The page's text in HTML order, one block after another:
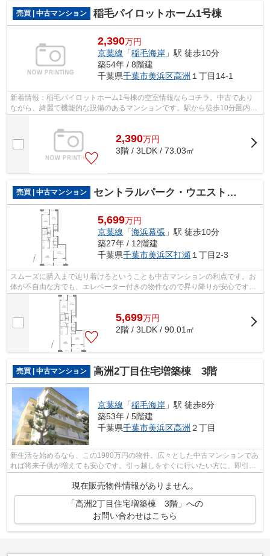
売買 | 中古マンション 稲毛パイロットホーム1号棟
2,390万円
京葉線 「稲毛海岸 」駅 徒歩10分
築54年 / 8階建
千葉県千葉市美浜区高洲 １丁目14-1
新着情報：稲毛パイロットホーム1号棟の空室情報ならコチラ。中古であり
ながら、綺麗で機能的な設備のあるマンションです。駅から徒歩10分圏内に
2,390万円
3階 / 3LDK / 73.03㎡
売買 | 中古マンション セントラルパーク・ウエストD棟
5,699万円
京葉線 「海浜幕張 」駅 徒歩10分
築27年 / 12階建
千葉県千葉市美浜区打瀬１丁目2-3
スムーズに購入まで辿り着けるということも中古マンションの利点です。お
体が不自由な方でも、エレベーター付きの物件なので昇り降りが安心です。
こちらは12階建ての建物です。立地し...
5,699万円
2階 / 3LDK / 90.01㎡
売買 | 中古マンション 高洲2丁目住宅増築棟 3階
京葉線 「稲毛海岸 」駅 徒歩8分
築53年 / 5階建
千葉県千葉市美浜区高洲 ２丁目
新生活を始めるなら、この1980万円の物件。広々とした中古マンションであ
れば将来子供が増えても安心です。引っ越しをすぐに行いたい方に、即引渡
現在販売物件情報がありません。
「高洲2丁目住宅増築棟 3階」への
お問い合わせはこちら